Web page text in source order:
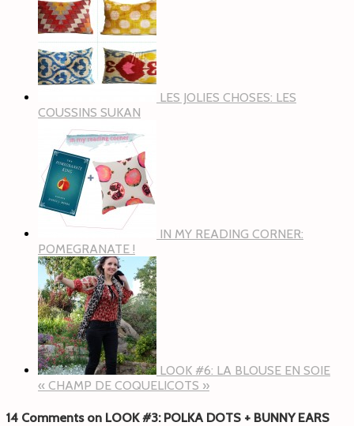
LES JOLIES CHOSES: LES
COUSSINS SUKAN
IN MY READING CORNER:
POMEGRANATE !
LOOK #6: LA BLOUSE EN SOIE
« CHAMP DE COQUELICOTS »
14 Comments on LOOK #3: POLKA DOTS + BUNNY EARS